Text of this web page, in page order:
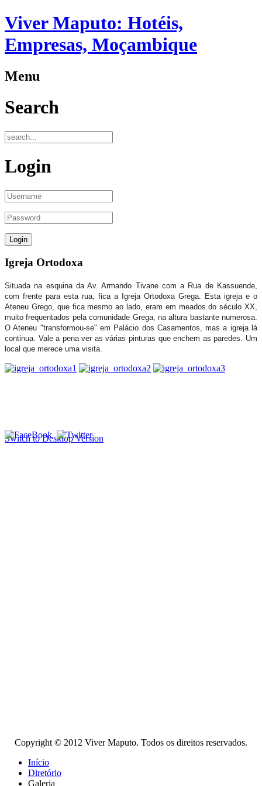
Viver Maputo: Hotéis,
Empresas, Moçambique
Menu
Search
Login
Igreja Ortodoxa
Situada na esquina da Av. Armando Tivane com a Rua de Kassuende,
com frente para esta rua, fica a Igreja Ortodoxa Grega. Esta igreja e o
Ateneu Grego, que fica mesmo ao lado, eram em meados do século XX,
muito frequentados pela comunidade Grega, na altura bastante numerosa.
O Ateneu "transformou-se" em Palácio dos Casamentos, mas a igreja lá
continua. Vale a pena ver as várias pinturas que enchem as paredes. Um
local que merece uma visita.
Switch to Desktop Version
Copyright © 2012 Viver Maputo. Todos os direitos reservados.
Início
Diretório
Galeria